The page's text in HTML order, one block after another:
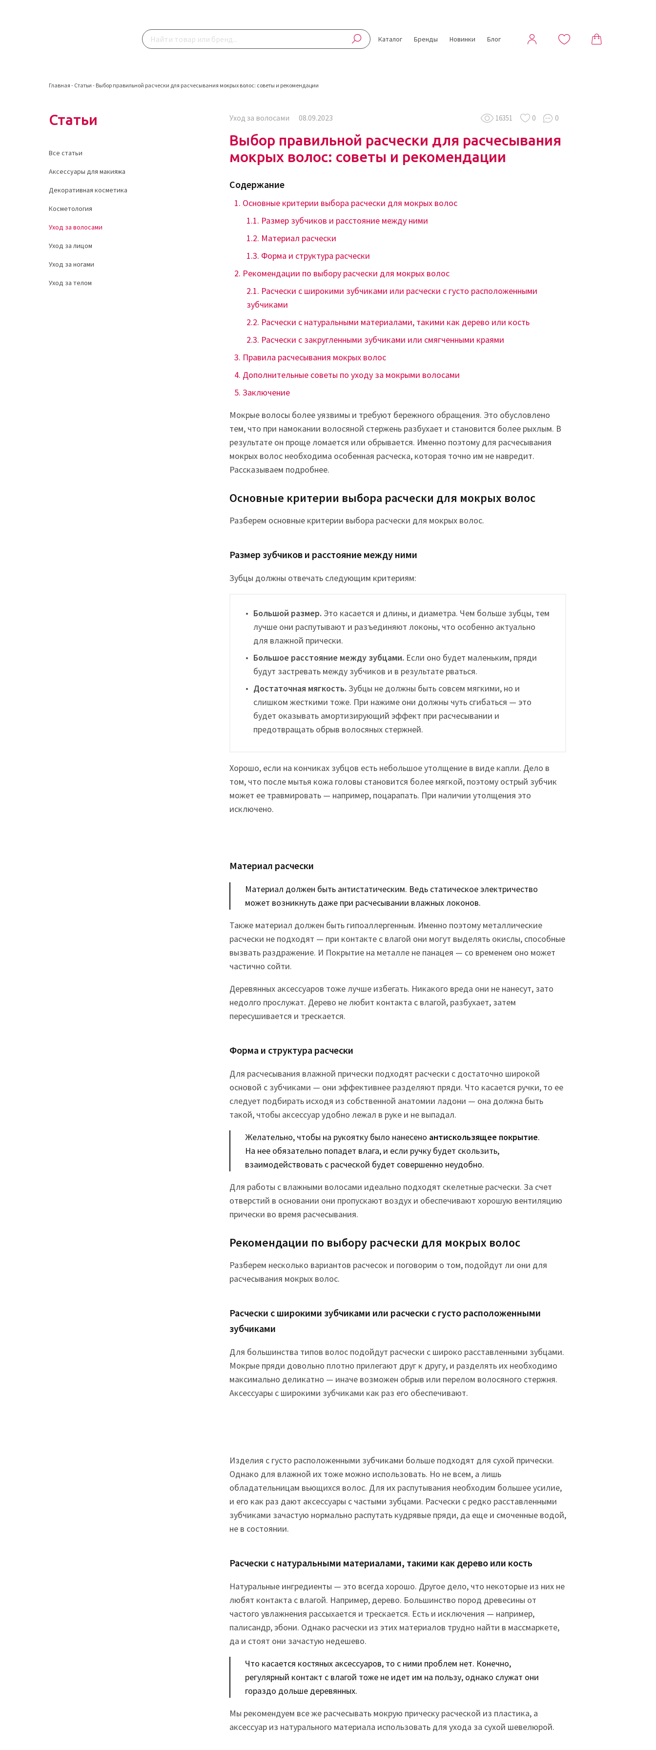
Каталог Бренды Новинки Блог
Главная - Статьи - Выбор правильной расчески для расчесывания мокрых волос: советы и рекомендации
Статьи
Все статьи
Аксессуары для макияжа
Декоративная косметика
Косметология
Уход за волосами
Уход за лицом
Уход за ногами
Уход за телом
Уход за волосами 08.09.2023 16351 0 0
Выбор правильной расчески для расчесывания
мокрых волос: советы и рекомендации
Содержание
Основные критерии выбора расчески для мокрых волос
Размер зубчиков и расстояние между ними
Материал расчески
Форма и структура расчески
Рекомендации по выбору расчески для мокрых волос
Расчески с широкими зубчиками или расчески с густо расположенными
зубчиками
Расчески с натуральными материалами, такими как дерево или кость
Расчески с закругленными зубчиками или смягченными краями
Правила расчесывания мокрых волос
Дополнительные советы по уходу за мокрыми волосами
Заключение
Мокрые волосы более уязвимы и требуют бережного обращения. Это обусловлено
тем, что при намокании волосяной стержень разбухает и становится более рыхлым. В
результате он проще ломается или обрывается. Именно поэтому для расчесывания
мокрых волос необходима особенная расческа, которая точно им не навредит.
Рассказываем подробнее.
Основные критерии выбора расчески для мокрых волос
Разберем основные критерии выбора расчески для мокрых волос.
Размер зубчиков и расстояние между ними
Зубцы должны отвечать следующим критериям:
Большой размер. Это касается и длины, и диаметра. Чем больше зубцы, тем
лучше они распутывают и разъединяют локоны, что особенно актуально
для влажной прически.
Большое расстояние между зубцами. Если оно будет маленьким, пряди
будут застревать между зубчиков и в результате рваться.
Достаточная мягкость. Зубцы не должны быть совсем мягкими, но и
слишком жесткими тоже. При нажиме они должны чуть сгибаться — это
будет оказывать амортизирующий эффект при расчесывании и
предотвращать обрыв волосяных стержней.
Хорошо, если на кончиках зубцов есть небольшое утолщение в виде капли. Дело в
том, что после мытья кожа головы становится более мягкой, поэтому острый зубчик
может ее травмировать — например, поцарапать. При наличии утолщения это
исключено.
Материал расчески
Материал должен быть антистатическим. Ведь статическое электричество
может возникнуть даже при расчесывании влажных локонов.
Также материал должен быть гипоаллергенным. Именно поэтому металлические
расчески не подходят — при контакте с влагой они могут выделять окислы, способные
вызвать раздражение. И Покрытие на металле не панацея — со временем оно может
частично сойти.
Деревянных аксессуаров тоже лучше избегать. Никакого вреда они не нанесут, зато
недолго прослужат. Дерево не любит контакта с влагой, разбухает, затем
пересушивается и трескается.
Форма и структура расчески
Для расчесывания влажной прически подходят расчески с достаточно широкой
основой с зубчиками — они эффективнее разделяют пряди. Что касается ручки, то ее
следует подбирать исходя из собственной анатомии ладони — она должна быть
такой, чтобы аксессуар удобно лежал в руке и не выпадал.
Желательно, чтобы на рукоятку было нанесено антискользящее покрытие.
На нее обязательно попадет влага, и если ручку будет скользить,
взаимодействовать с расческой будет совершенно неудобно.
Для работы с влажными волосами идеально подходят скелетные расчески. За счет
отверстий в основании они пропускают воздух и обеспечивают хорошую вентиляцию
прически во время расчесывания.
Рекомендации по выбору расчески для мокрых волос
Разберем несколько вариантов расчесок и поговорим о том, подойдут ли они для
расчесывания мокрых волос.
Расчески с широкими зубчиками или расчески с густо расположенными
зубчиками
Для большинства типов волос подойдут расчески с широко расставленными зубцами.
Мокрые пряди довольно плотно прилегают друг к другу, и разделять их необходимо
максимально деликатно — иначе возможен обрыв или перелом волосяного стержня.
Аксессуары с широкими зубчиками как раз его обеспечивают.
Изделия с густо расположенными зубчиками больше подходят для сухой прически.
Однако для влажной их тоже можно использовать. Но не всем, а лишь
обладательницам вьющихся волос. Для их распутывания необходим большее усилие,
и его как раз дают аксессуары с частыми зубцами. Расчески с редко расставленными
зубчиками зачастую нормально распутать кудрявые пряди, да еще и смоченные водой,
не в состоянии.
Расчески с натуральными материалами, такими как дерево или кость
Натуральные ингредиенты — это всегда хорошо. Другое дело, что некоторые из них не
любят контакта с влагой. Например, дерево. Большинство пород древесины от
частого увлажнения рассыхается и трескается. Есть и исключения — например,
палисандр, эбони. Однако расчески из этих материалов трудно найти в массмаркете,
да и стоят они зачастую недешево.
Что касается костяных аксессуаров, то с ними проблем нет. Конечно,
регулярный контакт с влагой тоже не идет им на пользу, однако служат они
гораздо дольше деревянных.
Мы рекомендуем все же расчесывать мокрую прическу расческой из пластика, а
аксессуар из натурального материала использовать для ухода за сухой шевелюрой.